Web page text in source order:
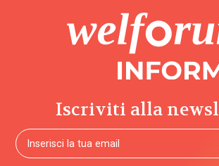
Iscriviti alla